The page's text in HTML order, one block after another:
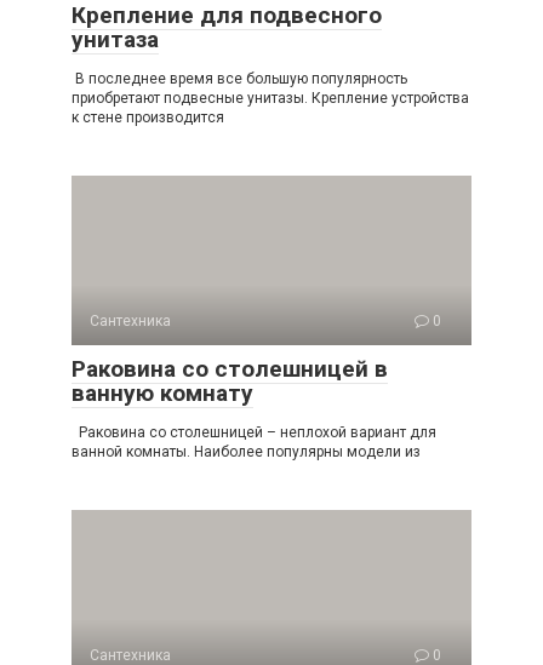
Крепление для подвесного
унитаза
В последнее время все большую популярность
приобретают подвесные унитазы. Крепление устройства
к стене производится
Сантехника 0
Раковина со столешницей в
ванную комнату
Раковина со столешницей – неплохой вариант для
ванной комнаты. Наиболее популярны модели из
Сантехника 0